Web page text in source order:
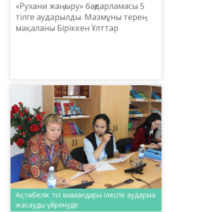
«Рухани жаңғыру» бағдарламасы 5
тілге аударылды. Мазмұны терең
мақаланы Біріккен Ұлттар
Ақтөбелік тіл мамандары ілеспе аударма
жасауды үйренуде